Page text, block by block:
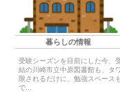
暮らしの情報
受験シーズンを目前にした今、
結の川崎市立中原図書館も、タ
限されるだけに、勉強スペース
で...